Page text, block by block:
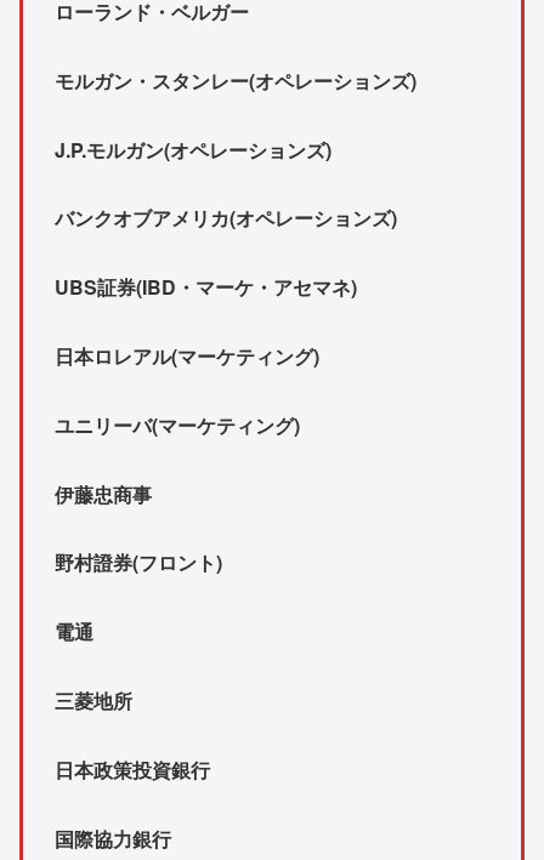
ローランド・ベルガー
モルガン・スタンレー(オペレーションズ)
J.P.モルガン(オペレーションズ)
バンクオブアメリカ(オペレーションズ)
UBS証券(IBD・マーケ・アセマネ)
日本ロレアル(マーケティング)
ユニリーバ(マーケティング)
伊藤忠商事
野村證券(フロント)
電通
三菱地所
日本政策投資銀行
国際協力銀行